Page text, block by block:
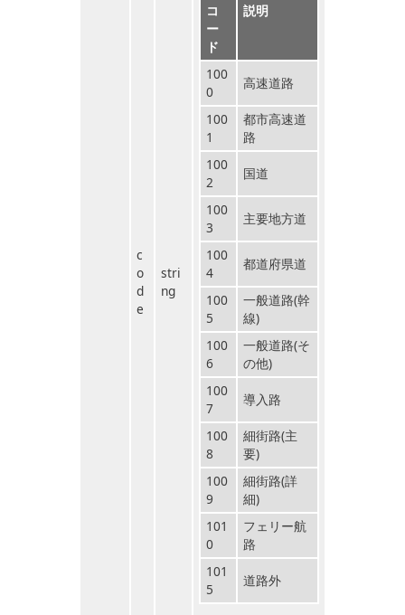
c
o
d
e
stri
ng
コ
ー
ド
説明
100
0
高速道路
100
1
都市高速道
路
100
2
国道
100
3
主要地方道
100
4
都道府県道
100
5
一般道路(幹
線)
100
6
一般道路(そ
の他)
100
7
導入路
100
8
細街路(主
要)
100
9
細街路(詳
細)
101
0
フェリー航
路
101
5
道路外